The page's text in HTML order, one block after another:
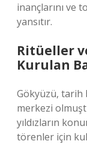
inançlarını ve
yansıtır.
Ritüeller
Kurulan
Gökyüzü, tarih
merkezi
yıldızların
törenler için